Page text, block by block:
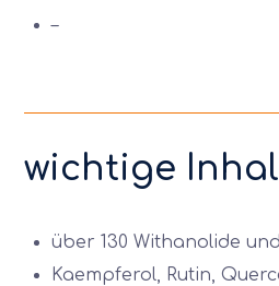
–
wichtige
über 130 Withanolide
Kaempferol, Rutin,